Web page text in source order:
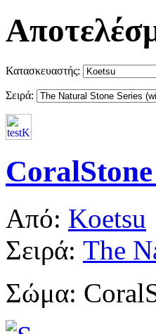
Κατασκευαστής:
Σειρά:
Από: Koetsu
Σειρά: The
Σώμα: